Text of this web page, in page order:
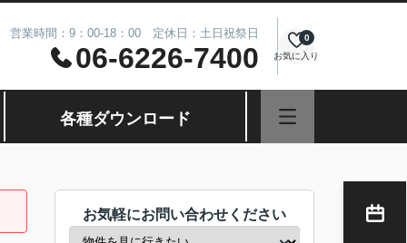
営業時間：9：00-18：00 定休日：土日祝祭日
06-6226-7400 お気に入り
0
各種ダウンロード
お気軽にお問い合わせください